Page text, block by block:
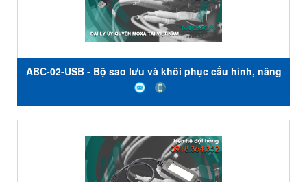
ABC-02-USB - Bộ sao lưu và khôi phục cấu hình, nâng
cấp chương trình cơ sở và lưu trữ tệp nhật ký cho bộ
định tuyến và thiết bị chuyển mạch - Nhiệt độ hoạt